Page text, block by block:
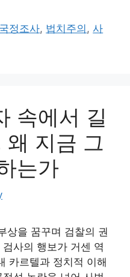
국정조사, 법치주의 ,사
속에서 길
왜 지금 그
는가
상을 꿈꾸며 검찰의 권
사의 행보가 거센 역
카르텔과 정치적 이해